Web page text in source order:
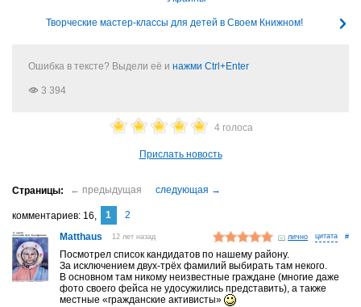
Творческие мастер-классы для детей в Своем Книжном!
Ошибка в тексте? Выдели её и нажми Ctrl+Enter
3 394
4 голоса
Прислать новость
комментариев 16 1
2
Matthaus
12 лет назад лично #
Посмотрел список кандидатов по нашему району.
За исключением двух-трёх фамилий выбирать там некого.
В основном там никому неизвестные граждане (многие даже
фото своего фейса не удосужились представить), а также
местные «гражданские активисты»